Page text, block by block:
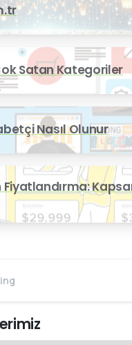
Satan Kategoriler
Nasıl Olunur